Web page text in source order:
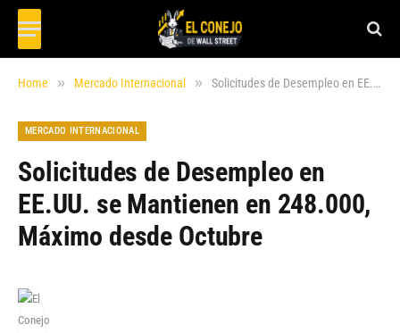
Home » Mercado Internacional » Solicitudes de Desempleo en EE.UU. se Mantienen en 248.000, Máximo desde Octubre
MERCADO INTERNACIONAL
Solicitudes de Desempleo en
EE.UU. se Mantienen en 248.000,
Máximo desde Octubre